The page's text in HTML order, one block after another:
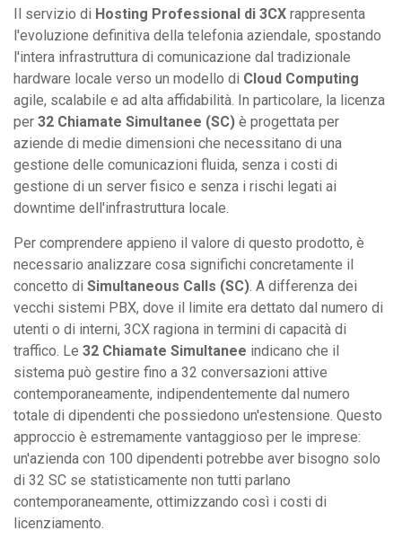
Il servizio di Hosting Professional di 3CX rappresenta
l'evoluzione definitiva della telefonia aziendale, spostando
l'intera infrastruttura di comunicazione dal tradizionale
hardware locale verso un modello di Cloud Computing
agile, scalabile e ad alta affidabilità. In particolare, la licenza
per 32 Chiamate Simultanee (SC) è progettata per
aziende di medie dimensioni che necessitano di una
gestione delle comunicazioni fluida, senza i costi di
gestione di un server fisico e senza i rischi legati ai
downtime dell'infrastruttura locale.
Per comprendere appieno il valore di questo prodotto, è
necessario analizzare cosa significhi concretamente il
concetto di Simultaneous Calls (SC). A differenza dei
vecchi sistemi PBX, dove il limite era dettato dal numero di
utenti o di interni, 3CX ragiona in termini di capacità di
traffico. Le 32 Chiamate Simultanee indicano che il
sistema può gestire fino a 32 conversazioni attive
contemporaneamente, indipendentemente dal numero
totale di dipendenti che possiedono un'estensione. Questo
approccio è estremamente vantaggioso per le imprese:
un'azienda con 100 dipendenti potrebbe aver bisogno solo
di 32 SC se statisticamente non tutti parlano
contemporaneamente, ottimizzando così i costi di
licenziamento.